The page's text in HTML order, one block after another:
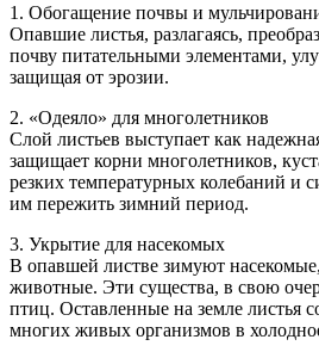
1. Обогащение почвы и
Опавшие листья, разлагаясь,
почву питательными элементами,
защищая от эрозии.
2. «Одеяло» для многолетников
Слой листьев выступает как
защищает корни многолетников,
резких температурных колебаний и
им пережить зимний период.
3. Укрытие для насекомых
В опавшей листве зимуют
животные. Эти существа, в свою
птиц. Оставленные на земле листья
многих живых организмов в